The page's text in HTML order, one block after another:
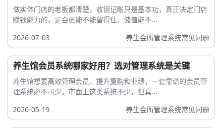
做实体门店的老板都清楚，收银记账只是基本功，真正决定门店
赚钱能力的，是会员能不能留得住、储值能不...
2026-07-03
养生会所管理系统常见问题
养生馆会员系统哪家好用？选对管理系统是关键
养生馆想要高效管理会员、提升复购和业绩，一套靠谱的会员管
理系统必不可少。市面上这类系统不少，但真...
2026-05-19
养生会所管理系统常见问题